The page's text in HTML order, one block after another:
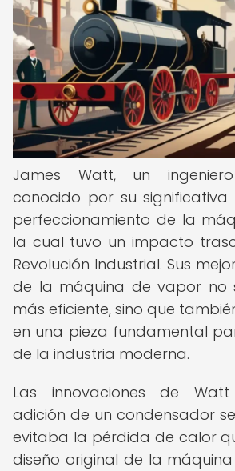
James Watt, un
conocido por su significativa
perfeccionamiento de la
la cual tuvo un impacto
Revolución Industrial. Sus
de la máquina de vapor no
más eficiente, sino que
en una pieza fundamental
de la industria moderna.
Las innovaciones de
adición de un condensador
evitaba la pérdida de calor
diseño original de la